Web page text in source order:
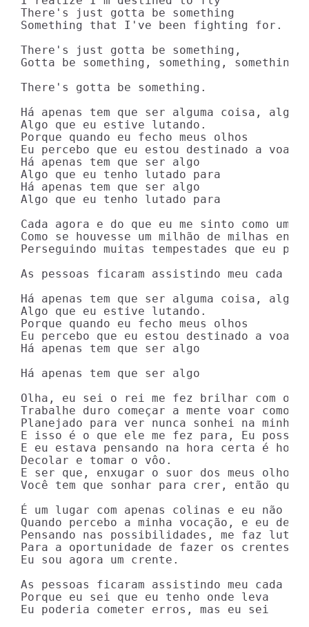
There's just gotta be something
Something that I've been fighting for.
There's just gotta be something,
Gotta be something, something,
There's gotta be something.
Há apenas tem que ser alguma coisa, algo
Algo que eu estive lutando.
Porque quando eu fecho meus olhos
Eu percebo que eu estou destinado a voar.
Há apenas tem que ser algo
Algo que eu tenho lutado para
Há apenas tem que ser algo
Algo que eu tenho lutado para
Cada agora e do que eu me sinto como
Como se houvesse um milhão de milhas
Perseguindo muitas tempestades que eu
As pessoas ficaram assistindo meu cada
Há apenas tem que ser alguma coisa, algo
Algo que eu estive lutando.
Porque quando eu fecho meus olhos
Eu percebo que eu estou destinado a voar
Há apenas tem que ser algo
Há apenas tem que ser algo
Olha, eu sei o rei me fez brilhar com o
Trabalhe duro começar a mente voar como
Planejado para ver nunca sonhei na
E isso é o que ele me fez para, Eu posso
E eu estava pensando na hora certa é
Decolar e tomar o vôo.
E ser que, enxugar o suor dos meus
Você tem que sonhar para crer, então
É um lugar com apenas colinas e eu não
Quando percebo a minha vocação, e eu
Pensando nas possibilidades, me faz
Para a oportunidade de fazer os crentes
Eu sou agora um crente.
As pessoas ficaram assistindo meu cada
Porque eu sei que eu tenho onde leva
Eu poderia cometer erros, mas eu sei